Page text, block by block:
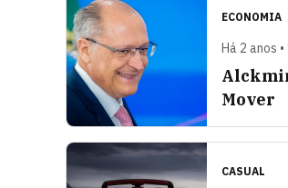
ECONOMIA
Há 2 anos
Mover
CASUAL